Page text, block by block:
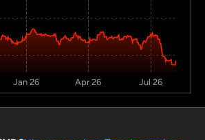
Jan 26 Apr 26 Jul 26